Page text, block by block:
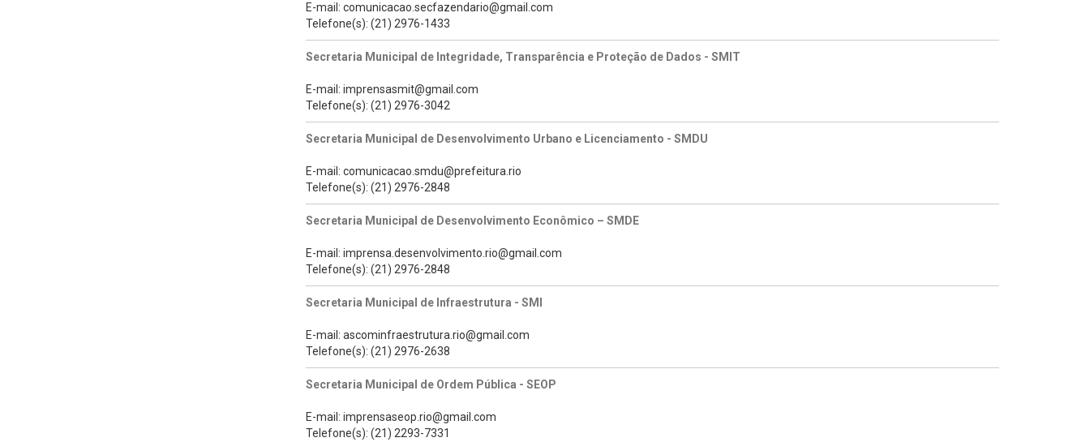
E-mail: comunicacao.secfazendario@gmail.com
Telefone(s): (21) 2976-1433
Secretaria Municipal de Integridade, Transparência e Proteção de Dados - SMIT
E-mail: imprensasmit@gmail.com
Telefone(s): (21) 2976-3042
Secretaria Municipal de Desenvolvimento Urbano e Licenciamento - SMDU
E-mail: comunicacao.smdu@prefeitura.rio
Telefone(s): (21) 2976-2848
Secretaria Municipal de Desenvolvimento Econômico – SMDE
E-mail: imprensa.desenvolvimento.rio@gmail.com
Telefone(s): (21) 2976-2848
Secretaria Municipal de Infraestrutura - SMI
E-mail: ascominfraestrutura.rio@gmail.com
Telefone(s): (21) 2976-2638
Secretaria Municipal de Ordem Pública - SEOP
E-mail: imprensaseop.rio@gmail.com
Telefone(s): (21) 2293-7331